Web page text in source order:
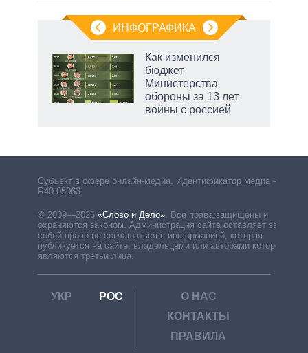
ИНФОГРАФИКА
Как изменился
бюджет
Министерства
обороны за 13 лет
войны с россией
Субъект в сфере онлайн-медиа. Идентификатор медиа –
R40-05063
© 2009—2026 «Слово и Дело». Все права защищены и
охраняются законом. Администрация сайта оставляет за
собой право не соглашаться с информацией, которая
публикуется на сайте, владельцами или авторами которой
являются третьи лица.
УКР РОС
О НАС
КОНТАКТЫ
ПРАВИЛА